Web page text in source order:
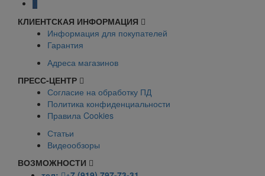
КЛИЕНТСКАЯ ИНФОРМАЦИЯ
Информация для покупателей
Гарантия
Адреса магазинов
ПРЕСС-ЦЕНТР
Согласие на обработку ПД
Политика конфиденциальности
Правила Cookies
Статьи
Видеообзоры
ВОЗМОЖНОСТИ